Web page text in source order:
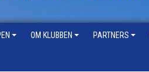
OM KLUBBEN PARTNERS